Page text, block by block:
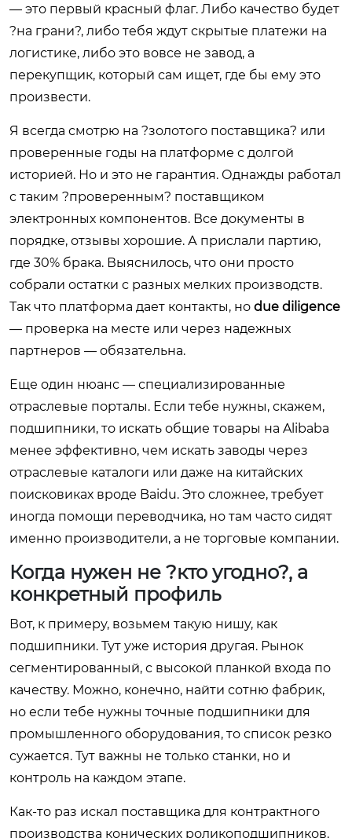
— это первый красный флаг. Либо качество будет
?на грани?, либо тебя ждут скрытые платежи на
логистике, либо это вовсе не завод, а
перекупщик, который сам ищет, где бы ему это
произвести.
Я всегда смотрю на ?золотого поставщика? или
проверенные годы на платформе с долгой
историей. Но и это не гарантия. Однажды работал
с таким ?проверенным? поставщиком
электронных компонентов. Все документы в
порядке, отзывы хорошие. А прислали партию,
где 30% брака. Выяснилось, что они просто
собрали остатки с разных мелких производств.
Так что платформа дает контакты, но due diligence
— проверка на месте или через надежных
партнеров — обязательна.
Еще один нюанс — специализированные
отраслевые порталы. Если тебе нужны, скажем,
подшипники, то искать общие товары на Alibaba
менее эффективно, чем искать заводы через
отраслевые каталоги или даже на китайских
поисковиках вроде Baidu. Это сложнее, требует
иногда помощи переводчика, но там часто сидят
именно производители, а не торговые компании.
Когда нужен не ?кто угодно?, а
конкретный профиль
Вот, к примеру, возьмем такую нишу, как
подшипники. Тут уже история другая. Рынок
сегментированный, с высокой планкой входа по
качеству. Можно, конечно, найти сотню фабрик,
но если тебе нужны точные подшипники для
промышленного оборудования, то список резко
сужается. Тут важны не только станки, но и
контроль на каждом этапе.
Как-то раз искал поставщика для контрактного
производства конических роликоподшипников.